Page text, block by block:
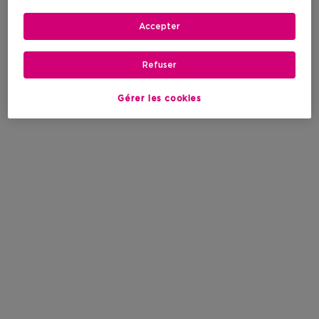
Gérer les cookies
Refuser
Accepter